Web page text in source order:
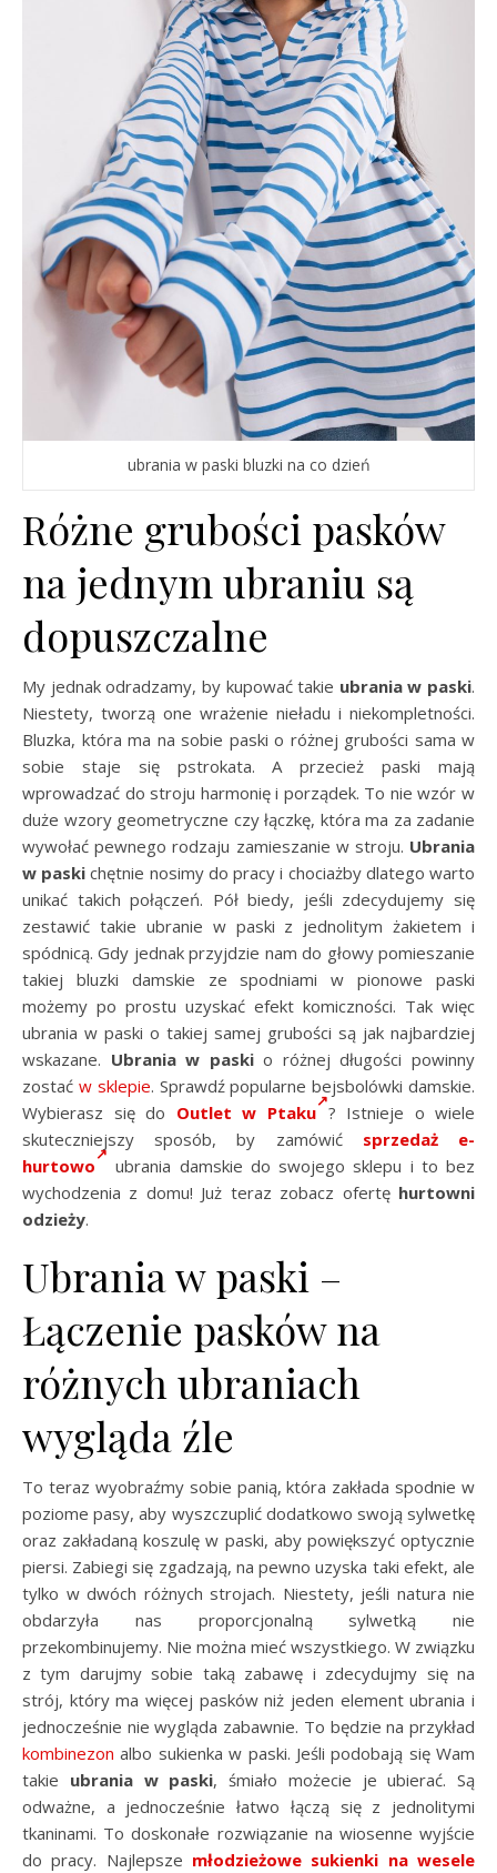
ubrania w paski bluzki na co dzień
Różne grubości pasków
na jednym ubraniu są
dopuszczalne
My jednak odradzamy, by kupować takie ubrania w paski.
Niestety, tworzą one wrażenie nieładu i niekompletności.
Bluzka, która ma na sobie paski o różnej grubości sama w
sobie staje się pstrokata. A przecież paski mają
wprowadzać do stroju harmonię i porządek. To nie wzór w
duże wzory geometryczne czy łączkę, która ma za zadanie
wywołać pewnego rodzaju zamieszanie w stroju. Ubrania
w paski chętnie nosimy do pracy i chociażby dlatego warto
unikać takich połączeń. Pół biedy, jeśli zdecydujemy się
zestawić takie ubranie w paski z jednolitym żakietem i
spódnicą. Gdy jednak przyjdzie nam do głowy pomieszanie
takiej bluzki damskie ze spodniami w pionowe paski
możemy po prostu uzyskać efekt komiczności. Tak więc
ubrania w paski o takiej samej grubości są jak najbardziej
wskazane. Ubrania w paskio różnej długości powinny
zostać w sklepie. Sprawdź popularne bejsbolówki damskie.
Wybierasz się do Outlet w Ptaku ? Istnieje o wiele
skuteczniejszy sposób, by zamówić sprzedaż e-
hurtowo
ubrania damskie do swojego sklepu i to bez
wychodzenia z domu! Już teraz zobacz ofertę hurtowni
odzieży.
Ubrania w paski –
Łączenie pasków na
różnych ubraniach
wygląda źle
To teraz wyobraźmy sobie panią, która zakłada spodnie w
poziome pasy, aby wyszczuplić dodatkowo swoją sylwetkę
oraz zakładaną koszulę w paski, aby powiększyć optycznie
piersi. Zabiegi się zgadzają, na pewno uzyska taki efekt, ale
tylko w dwóch różnych strojach. Niestety, jeśli natura nie
obdarzyła nas proporcjonalną sylwetką nie
przekombinujemy. Nie można mieć wszystkiego. W związku
z tym darujmy sobie taką zabawę i zdecydujmy się na
strój, który ma więcej pasków niż jeden element ubrania i
jednocześnie nie wygląda zabawnie. To będzie na przykład
kombinezon albo sukienka w paski. Jeśli podobają się Wam
takie ubrania w paski, śmiało możecie je ubierać. Są
odważne, a jednocześnie łatwo łączą się z jednolitymi
tkaninami. To doskonałe rozwiązanie na wiosenne wyjście
do pracy. Najlepsze młodzieżowe sukienki na wesele